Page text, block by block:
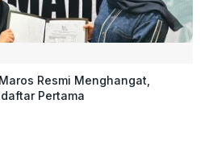
Resmi Menghangat,
Pertama